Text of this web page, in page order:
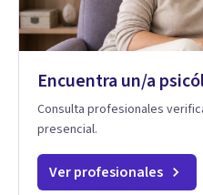
Encuentra un/a
Consulta profesionales
presencial.
Ver profesionales